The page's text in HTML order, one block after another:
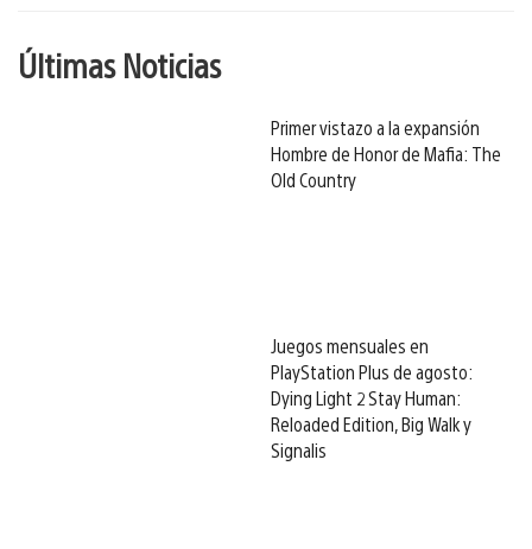
Últimas Noticias
Primer vistazo a la expansión
Hombre de Honor de Mafia: The
Old Country
Juegos mensuales en
PlayStation Plus de agosto:
Dying Light 2 Stay Human:
Reloaded Edition, Big Walk y
Signalis